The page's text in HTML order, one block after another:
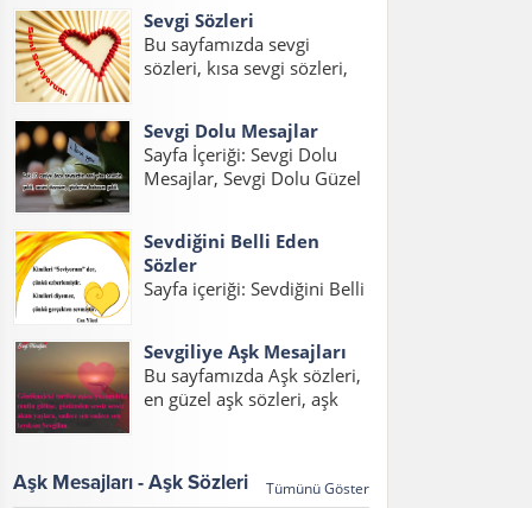
birisidir iyi...
sevgililer günü mesajları
hazırladık. Gurbetteki
Sevgiliye Sevgililer Günü
Sevgililer Günü Mesajı Kısa
ve Uzaktaki Sevgiliye
Sevgililer Günü...
Sevgi Sözleri
Bu sayfamızda sevgi
sözleri, kısa sevgi sözleri,
sevgi sözcükleri ile ilgili
yazıları bulabilirsiniz.
Sevgili varsa, aşk varsa
sevgi statusları...
Sevgi Dolu Mesajlar
Sayfa İçeriği: Sevgi Dolu
Mesajlar, Sevgi Dolu Güzel
Mesajlar, Duygusal Sevgi
Dolu Mesajlar, Sevgi Dolu
Mesajlar Uzun, Sevgiliye
Sevgi...
Sevdiğini Belli Eden
Sözler
Sayfa içeriği: Sevdiğini Belli
Olduğunu İfade Eden
Sözler, Sevgiyi Belli Etme
Sözleri, Hoşlandığını Belli
sevdiğini belli...
Sevgiliye Aşk Mesajları
Bu sayfamızda Aşk sözleri,
en güzel aşk sözleri, aşk
2017, sözleri kısa konulu
bir yazı hazırladık. Her
Aşk Mesajları - Aşk Sözleri Tümünü Göster